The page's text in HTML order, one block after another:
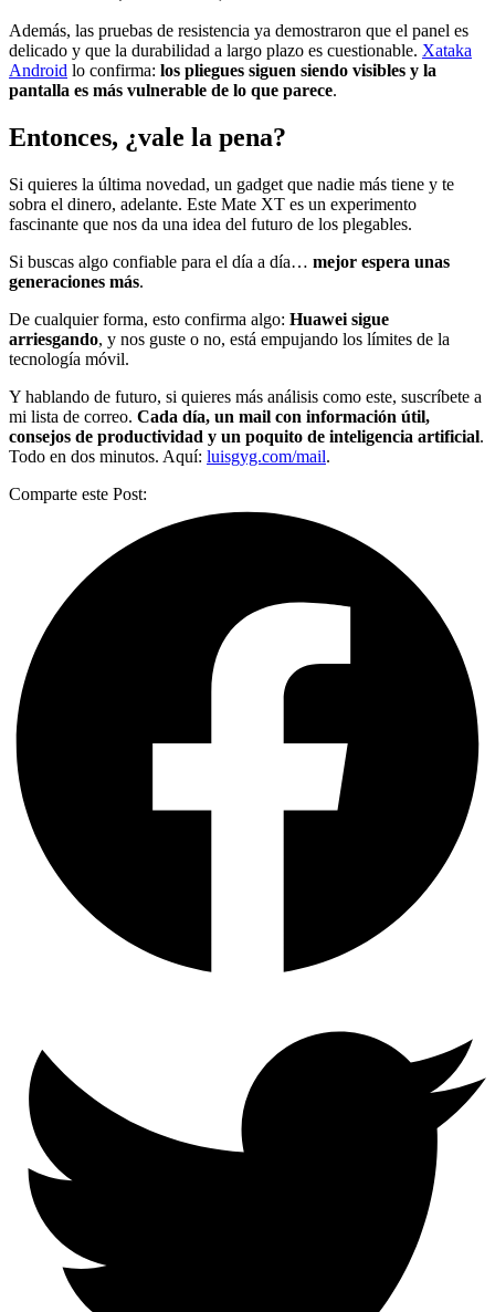
Además, las pruebas de resistencia ya demostraron que el panel es
delicado y que la durabilidad a largo plazo es cuestionable. Xataka
Android lo confirma: los pliegues siguen siendo visibles y la
pantalla es más vulnerable de lo que parece.
Entonces, ¿vale la pena?
Si quieres la última novedad, un gadget que nadie más tiene y te
sobra el dinero, adelante. Este Mate XT es un experimento
fascinante que nos da una idea del futuro de los plegables.
Si buscas algo confiable para el día a día… mejor espera unas
generaciones más.
De cualquier forma, esto confirma algo: Huawei sigue
arriesgando, y nos guste o no, está empujando los límites de la
tecnología móvil.
Y hablando de futuro, si quieres más análisis como este, suscríbete a
mi lista de correo. Cada día, un mail con información útil,
consejos de productividad y un poquito de inteligencia artificial.
Todo en dos minutos. Aquí: luisgyg.com/mail.
Comparte este Post: